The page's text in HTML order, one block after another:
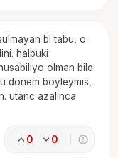
bi tabu, o
halbuki
olman bile
donem boyleymis,
utanc azalinca
0 0